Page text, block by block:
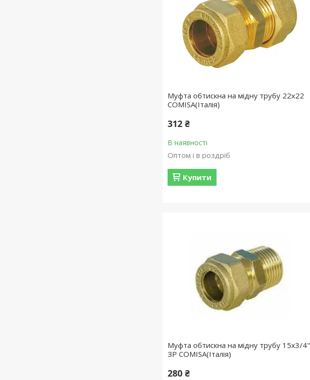
Муфта обтискна на мідну трубу 22х22
COMISA(Італія)
312 ₴
В наявності
Оптом і в роздріб
Купити
Муфта обтискна на мідну трубу 15х3/4"
ЗР COMISA(Італія)
280 ₴